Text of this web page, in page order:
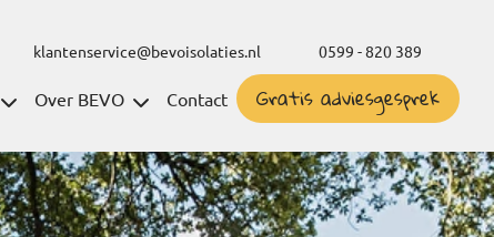
klantenservice@bevoisolaties.nl 0599 - 820 389
Over BEVO Contact Gratis adviesgesprek